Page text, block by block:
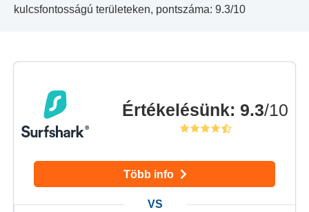
kulcsfontosságú területeken, pontszáma: 9.3/10
Értékelésünk: 9.3/10
Több info